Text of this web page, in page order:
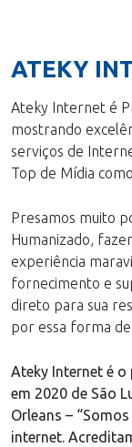
ATEKY
Ateky Internet é
mostrando
serviços de
Top de Mídia
Presamos muito
Humanizado,
experiência
fornecimento e
direto para sua
por essa forma
Ateky Internet é
em 2020 de São
Orleans –
internet.